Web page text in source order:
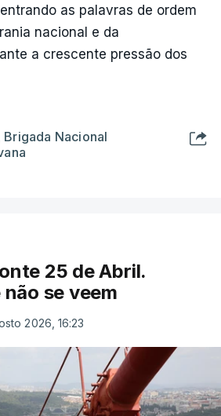
as palavras de ordem
nacional e da
a crescente pressão dos
Brigada Nacional
25 de Abril.
se veem
2026, 16:23